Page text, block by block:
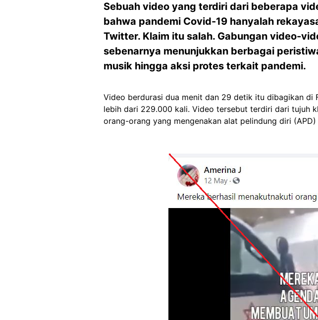
Sebuah video yang terdiri dari beberapa
bahwa pandemi Covid-19 hanyalah
Twitter. Klaim itu salah. Gabungan video-
sebenarnya menunjukkan berbagai
musik hingga aksi protes terkait pandemi.
Video berdurasi dua menit dan 29 detik itu dibagikan di
lebih dari 229.000 kali. Video tersebut terdiri dari tujuh
orang-orang yang mengenakan alat pelindung diri